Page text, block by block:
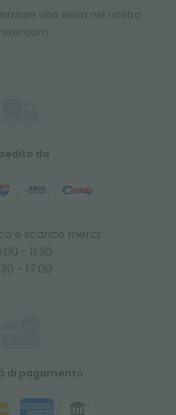
una visita nel nostro
da
e scarico merci:
- 11:30
- 17:00
di pagamento